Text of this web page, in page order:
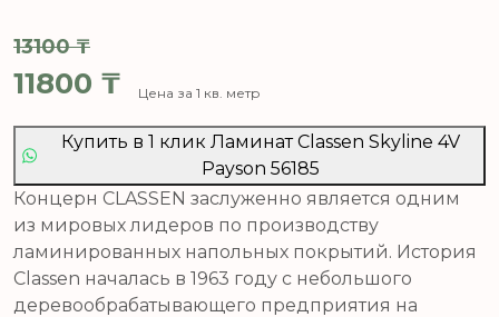
13100₸
Первоначальная цена
11800 ₸
Текущая цена: 11800 ₸.
Цена за 1 кв. метр
Купить в 1 клик Ламинат Classen Skyline 4V
Payson 56185
Концерн CLASSEN заслуженно является одним
из мировых лидеров по производству
ламинированных напольных покрытий. История
Classen началась в 1963 году с небольшого
деревообрабатывающего предприятия на